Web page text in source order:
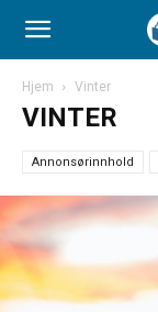
Hjem Vinter
VINTER
Annonsørinnhold